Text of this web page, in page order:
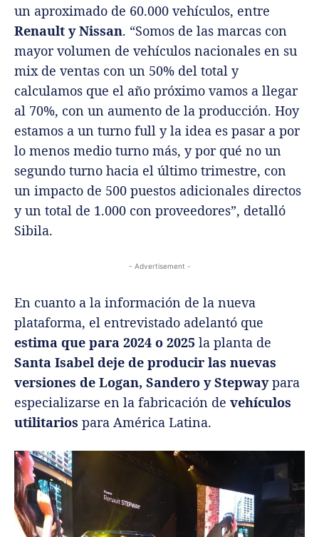
un aproximado de 60.000 vehículos, entre
Renault y Nissan. “Somos de las marcas con
mayor volumen de vehículos nacionales en su
mix de ventas con un 50% del total y
calculamos que el año próximo vamos a llegar
al 70%, con un aumento de la producción. Hoy
estamos a un turno full y la idea es pasar a por
lo menos medio turno más, y por qué no un
segundo turno hacia el último trimestre, con
un impacto de 500 puestos adicionales directos
y un total de 1.000 con proveedores”, detalló
Sibila.
- Advertisement -
En cuanto a la información de la nueva
plataforma, el entrevistado adelantó que
estima que para 2024 o 2025 la planta de
Santa Isabel deje de producir las nuevas
versiones de Logan, Sandero y Stepwaypara
especializarse en la fabricación de vehículos
utilitarios para América Latina.